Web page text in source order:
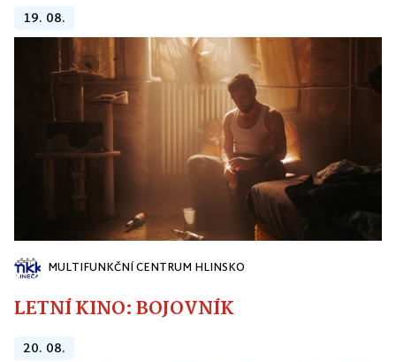
19. 08.
MULTIFUNKČNÍ CENTRUM HLINSKO
LETNÍ KINO: BOJOVNÍK
20. 08.